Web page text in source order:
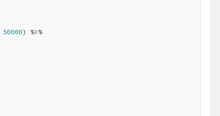
50000) %>%